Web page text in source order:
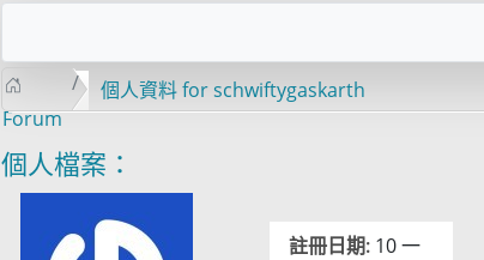
Forum
個人資料 for schwiftygaskarth
個人檔案：
註冊日期: 10 一